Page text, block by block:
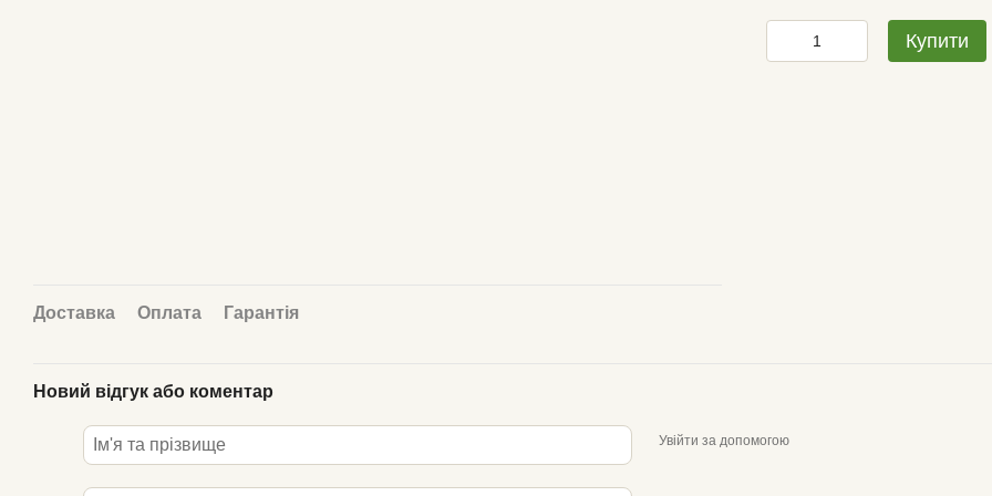
Доставка Оплата Гарантія
Купити
Новий відгук або коментар
Увійти за допомогою